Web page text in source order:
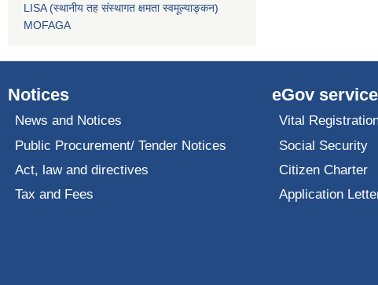
LISA (स्थानीय तह संस्थागत क्षमता स्वमूल्याङ्कन)
MOFAGA
Notices
News and Notices
Public Procurement/ Tender Notices
Act, law and directives
Tax and Fees
eGov
Vital
Social Security
Citizen Charter
Application